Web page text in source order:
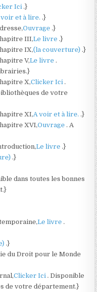
Ici.}
voir et à lire..}
Ouvrage.}
III,Le livre.}
IX,(la couverture).}
V,Le livre.
X,Clicker Ici.
de votre
XI,A voir et à lire..}
XVI,Ouvrage. A
Le livre.}
.}
dans toutes les bonnes
Le livre.
.}
du Droit pour le Monde
Clicker Ici. Disponible
de votre département.}